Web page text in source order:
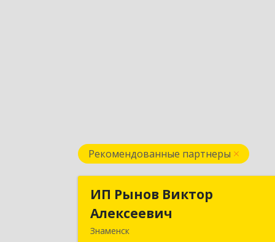
Рекомендованные партнеры
ИП Рынов Виктор
Алексеевич
Знаменск
ИП Рынов Виктор